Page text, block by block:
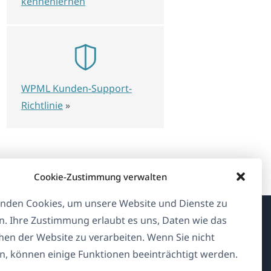
Cookie-Zustimmung verwalten
Cookies, um unsere Website und Dienste zu
Ihre Zustimmung erlaubt es uns, Daten wie das
der Website zu verarbeiten. Wenn Sie nicht
können einige Funktionen beeinträchtigt werden.
WPML Kunden-Support-
Richtlinie »
Über WPML
DSGVO & Datenschutzrichtlinie